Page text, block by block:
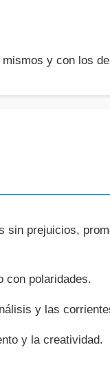
y con los
sin prejuicios,
con polaridades.
y las
y la creatividad.